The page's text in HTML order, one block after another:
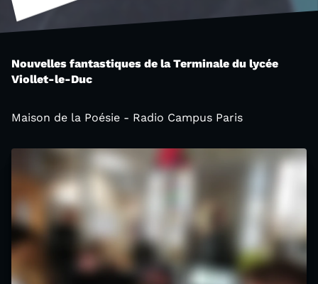
Nouvelles fantastiques de la Terminale du lycée
Viollet-le-Duc
Maison de la Poésie - Radio Campus Paris